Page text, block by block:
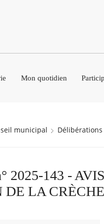
Mon quotidien
municipal Délibérations
2025-143 -
DE LA